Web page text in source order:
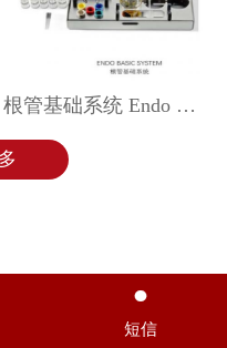
根管基础系统 Endo Basic System

短信